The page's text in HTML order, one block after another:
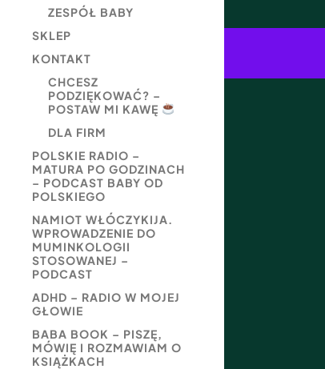
ZESPÓŁ BABY
SKLEP
KONTAKT
CHCESZ
PODZIĘKOWAĆ? –
POSTAW MI KAWĘ
DLA FIRM
POLSKIE RADIO –
MATURA PO GODZINACH
– PODCAST BABY OD
POLSKIEGO
NAMIOT WŁÓCZYKIJA.
WPROWADZENIE DO
MUMINKOLOGII
STOSOWANEJ –
PODCAST
ADHD – RADIO W MOJEJ
GŁOWIE
BABA BOOK – PISZĘ,
MÓWIĘ I ROZMAWIAM O
KSIĄŻKACH